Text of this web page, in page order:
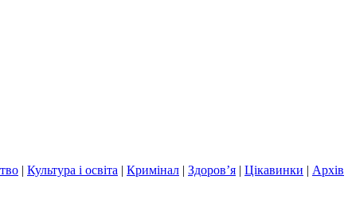
| Культура і освіта | Кримінал | Здоров’я | Цікавинки | Архів